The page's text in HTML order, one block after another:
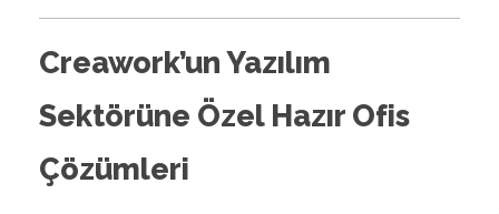
Creawork’un Yazılım
Sektörüne Özel Hazır Ofis
Çözümleri